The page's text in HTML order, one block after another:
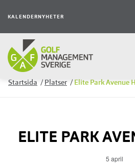
KALENDER NYHETER
Startsida / Platser / Elite Park Avenue
ELITE PARK
5 april